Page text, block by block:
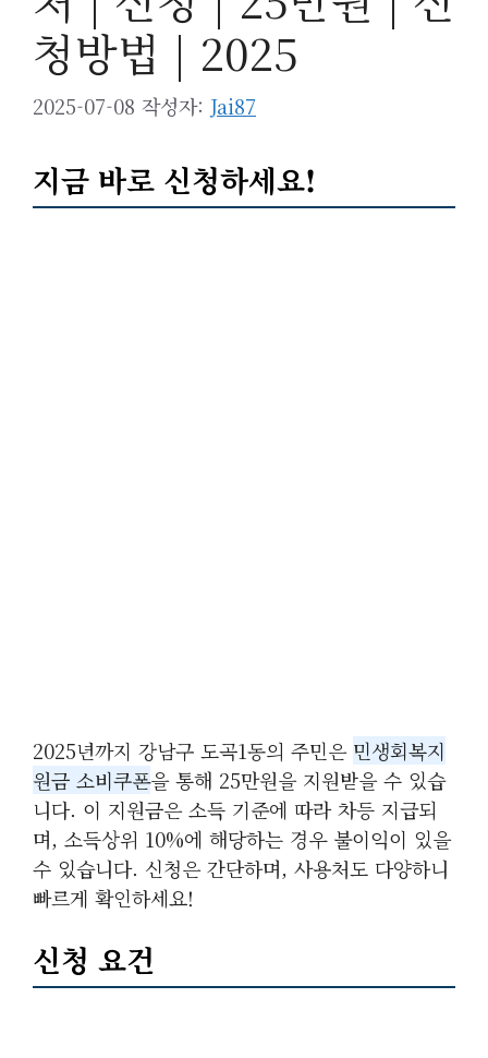
청방법 | 2025
2025-07-08 작성자: Jai87
지금 바로 신청하세요!
2025년까지 강남구 도곡1동의 주민은 민생회복지
원금 소비쿠폰을 통해 25만원을 지원받을 수 있습
니다. 이 지원금은 소득 기준에 따라 차등 지급되
며, 소득상위 10%에 해당하는 경우 불이익이 있을
수 있습니다. 신청은 간단하며, 사용처도 다양하니
빠르게 확인하세요!
신청 요건